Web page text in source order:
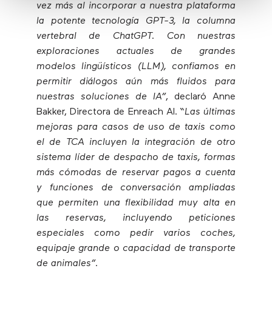
vez más al incorporar a nuestra plataforma
la potente tecnología GPT-3, la columna
vertebral de ChatGPT. Con nuestras
exploraciones actuales de grandes
modelos lingüísticos (LLM), confiamos en
permitir diálogos aún más fluidos para
nuestras soluciones de IA”, declaró Anne
Bakker, Directora de Enreach AI.“Las últimas
mejoras para casos de uso de taxis como
el de TCA incluyen la integración de otro
sistema líder de despacho de taxis, formas
más cómodas de reservar pagos a cuenta
y funciones de conversación ampliadas
que permiten una flexibilidad muy alta en
las reservas, incluyendo peticiones
especiales como pedir varios coches,
equipaje grande o capacidad de transporte
de animales”.